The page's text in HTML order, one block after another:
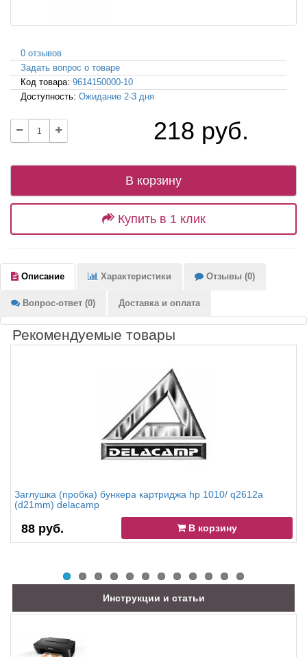
0 отзывов
Задать вопрос о товаре
Код товара: 9614150000-10
Доступность: Ожидание 2-3 дня
218 руб.
В корзину
Купить в 1 клик
Описание Характеристики Отзывы (0)
Вопрос-ответ (0) Доставка и оплата
Рекомендуемые товары
Заглушка (пробка) бункера картриджа hp 1010/ q2612a
(d21mm) delacamp
88 руб. В корзину
Инструкции и статьи